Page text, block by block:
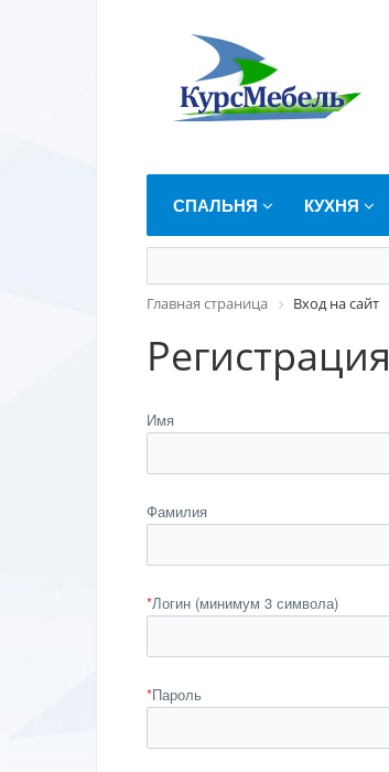
СПАЛЬНЯ КУХНЯ
Главная страница Вход на сайт
Регистрация
Имя
Фамилия
*Логин (минимум 3 символа)
*Пароль